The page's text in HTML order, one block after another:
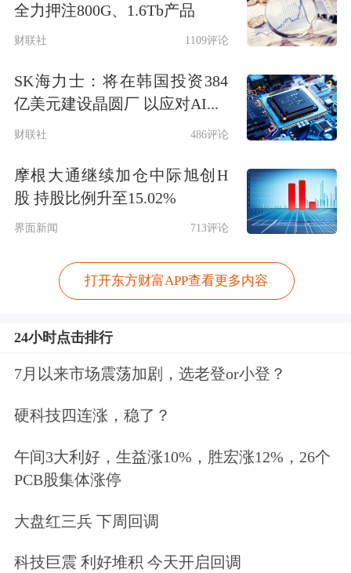
全力押注800G、1.6Tb产品
财联社 1109评论
SK海力士：将在韩国投资384
亿美元建设晶圆厂 以应对AI...
财联社 486评论
摩根大通继续加仓中际旭创H
股 持股比例升至15.02%
界面新闻 713评论
打开东方财富APP查看更多内容
24小时点击排行
7月以来市场震荡加剧，选老登or小登？
硬科技四连涨，稳了？
午间3大利好，生益涨10%，胜宏涨12%，26个
PCB股集体涨停
大盘红三兵 下周回调
科技巨震 利好堆积 今天开启回调